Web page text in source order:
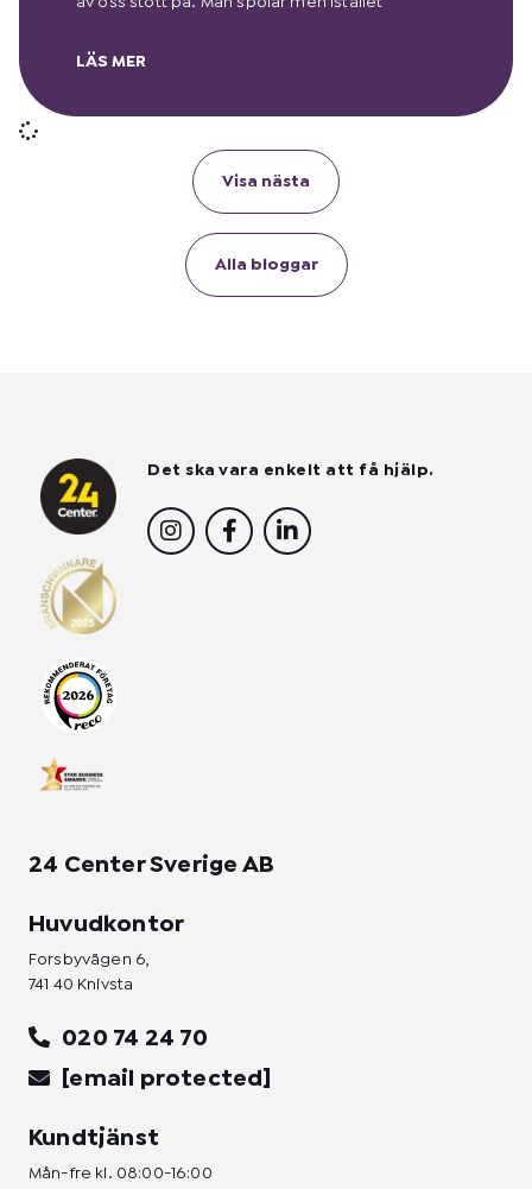
LÄS MER
Visa nästa
Alla bloggar
Det ska vara enkelt att få hjälp.
I
n
F
a
L
i
24 Center Sverige AB
Huvudkontor
Forsbyvägen 6,
741 40 Knivsta
020 74 24 70
[email protected]
Kundtjänst
Mån-fre kl. 08:00-16:00